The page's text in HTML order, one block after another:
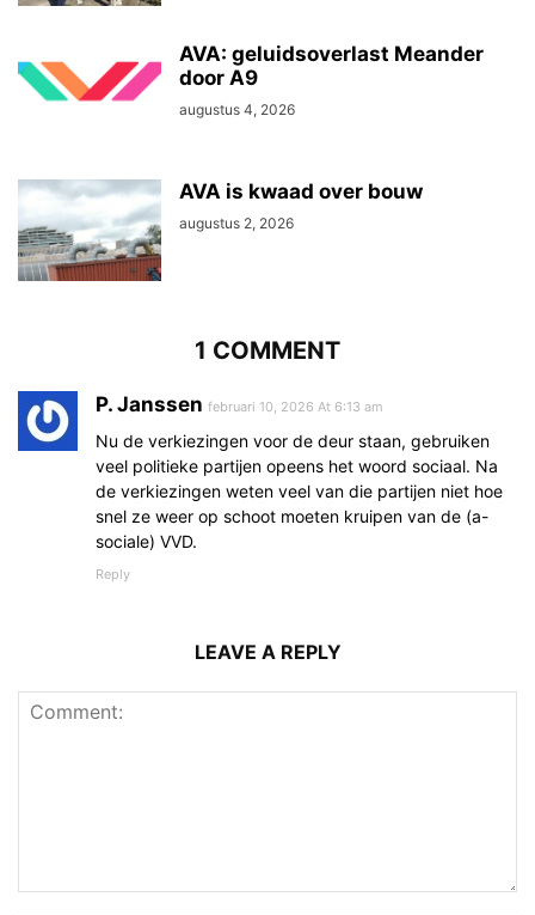
AVA: geluidsoverlast Meander
door A9
augustus 4, 2026
AVA is kwaad over bouw
augustus 2, 2026
1 COMMENT
P. Janssen februari 10, 2026 At 6:13 am
Nu de verkiezingen voor de deur staan, gebruiken
veel politieke partijen opeens het woord sociaal. Na
de verkiezingen weten veel van die partijen niet hoe
snel ze weer op schoot moeten kruipen van de (a-
sociale) VVD.
Reply
LEAVE A REPLY